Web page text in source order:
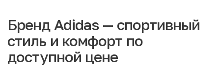
Бренд Adidas — спортивный
стиль и комфорт по
доступной цене